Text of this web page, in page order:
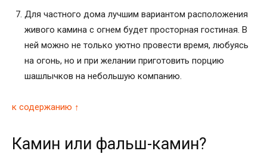
Для частного дома лучшим вариантом расположения
живого камина с огнем будет просторная гостиная. В
ней можно не только уютно провести время, любуясь
на огонь, но и при желании приготовить порцию
шашлычков на небольшую компанию.
к содержанию ↑
Камин или фальш-камин?